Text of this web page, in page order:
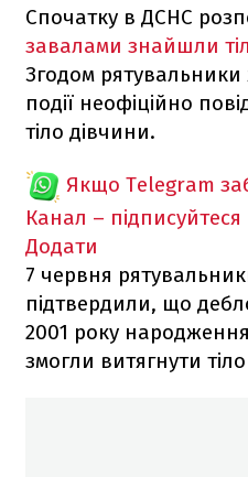
Спочатку в ДСНС
завалами знайшли
Згодом рятувальники
події неофіційно
тіло дівчини.
Якщо Telegram
Канал –
Додати
7 червня
підтвердили, що
2001 року
змогли витягнути